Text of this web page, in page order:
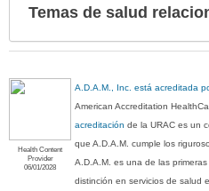
Temas de salud
Health Content
Provider
06/01/2028
A.D.A.M., Inc. está acreditada
American Accreditation
acreditación de la URAC es un
que A.D.A.M. cumple los
A.D.A.M. es una de las
distinción en servicios de salud